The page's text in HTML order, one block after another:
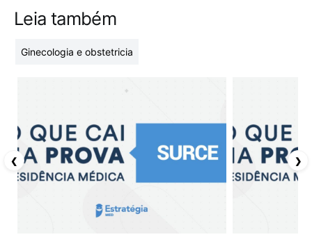
Leia também
Ginecologia e obstetricia
❮ ❯